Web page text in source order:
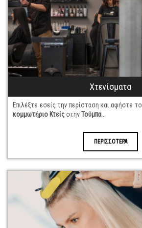
Χτενίσματα
Επιλέξτε εσείς την περίσταση και αφήστε το
κομμωτήριο Κτείς στηνΤούμπα...
ΠΕΡΙΣΣΟΤΕΡΑ